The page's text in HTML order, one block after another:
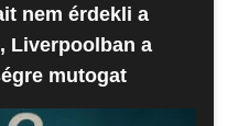
nem érdekli a
Liverpoolban a
mutogat